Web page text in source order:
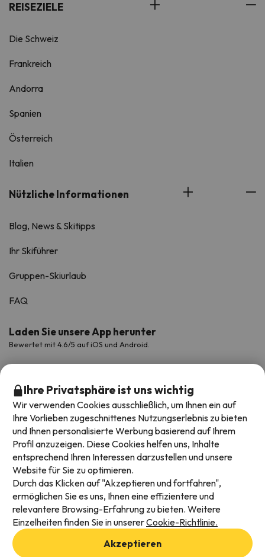
REISEZIELE
Die Schweiz
Frankreich
Andorra
Spanien
Österreich
Italien
Nützliche Informationen
Blog, News & Skitipps
Ihr Skiführer
Gruppen-Skiurlaub
FAQ
Laden Sie unsere App herunter
Bewertet mit 4.6/5 auf iOS und Android.
Verfügbare Zahlungsarten
Impressum und AGBs
Ihre Privatsphäre ist uns wichtig
Wir verwenden Cookies ausschließlich, um Ihnen ein auf
Ihre Vorlieben zugeschnittenes Nutzungserlebnis zu bieten
und Ihnen personalisierte Werbung basierend auf Ihrem
Profil anzuzeigen. Diese Cookies helfen uns, Inhalte
entsprechend Ihren Interessen darzustellen und unsere
Website für Sie zu optimieren.
Durch das Klicken auf "Akzeptieren und fortfahren",
ermöglichen Sie es uns, Ihnen eine effizientere und
relevantere Browsing-Erfahrung zu bieten. Weitere
Einzelheiten finden Sie in unsererCookie-Richtlinie.
Akzeptieren